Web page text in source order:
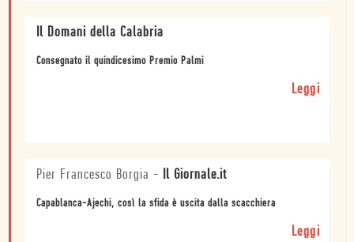
Il Domani della Calabria
Consegnato il quindicesimo Premio Palmi
Leggi
Pier Francesco Borgia - Il Giornale.it
Capablanca-Ajechi, così la sfida è uscita dalla scacchiera
Leggi